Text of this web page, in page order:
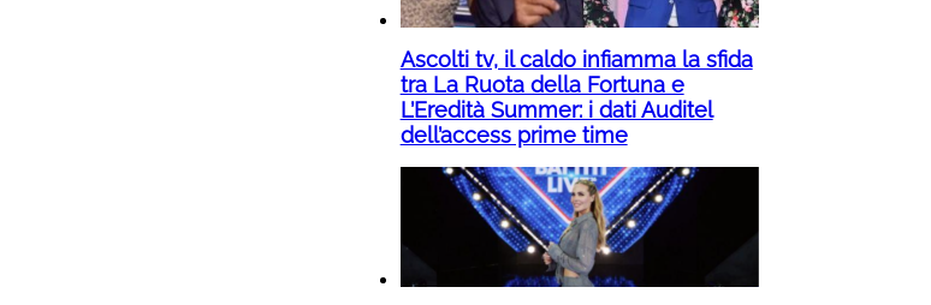
Ascolti tv, il caldo infiamma la sfida
tra La Ruota della Fortuna e
L’Eredità Summer: i dati Auditel
dell’access prime time